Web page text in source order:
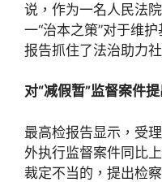
说，作为一名人民法
一“治本之策”对于维
报告抓住了法治助力
对“减假暂”监督案件
最高检报告显示，受
外执行监督案件同比
裁定不当的，提出检